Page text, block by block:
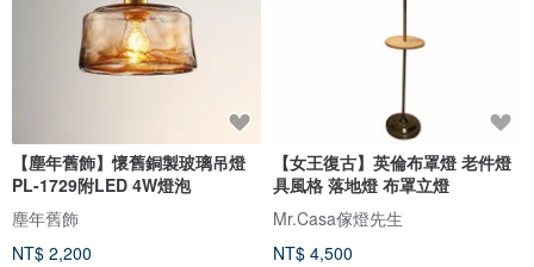
【塵年舊飾】懷舊銅製玻璃吊燈
PL-1729附LED 4W燈泡
塵年舊飾
NT$ 2,200
【女王復古】英倫布罩燈 老件燈
具風格 落地燈 布罩立燈
Mr.Casa傢燈先生
NT$ 4,500